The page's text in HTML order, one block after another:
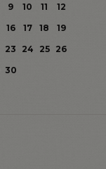
9 10 11
12
16 17 18
19
23 24 25
26
30